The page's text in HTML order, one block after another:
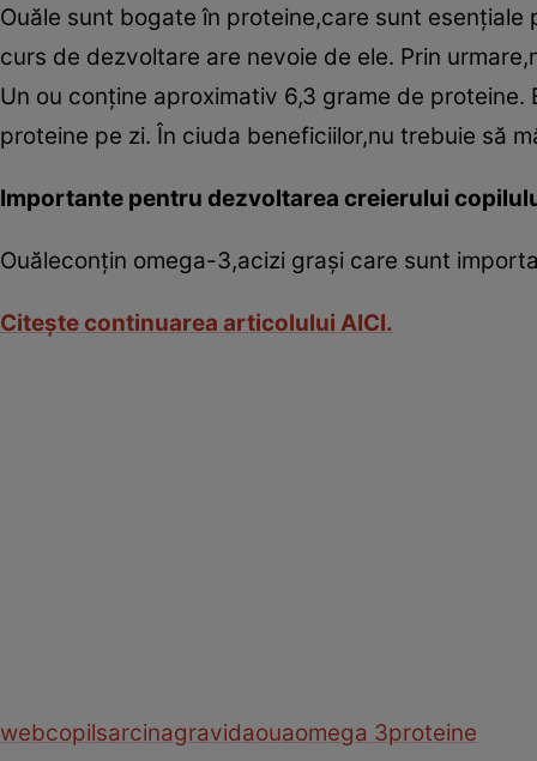
Ouăle sunt bogate în proteine,care sunt
curs de dezvoltare are nevoie de ele. Prin
Un ou conţine aproximativ 6,3 grame de
proteine pe zi. În ciuda beneficiilor,nu trebuie să
Importante pentru dezvoltarea creierului
Ouăleconţin omega-3,acizi graşi care sunt
Citeşte continuarea articolului AICI.
webcopilsarcinagravidaouaomega 3proteine